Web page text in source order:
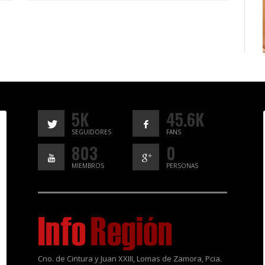
5K
SEGUIDORES
45.6K
FANS
803
MIEMBROS
0
PERSONAS
Cno. de Cintura y Juan XXIII, Lomas de Zamora, Pcia.